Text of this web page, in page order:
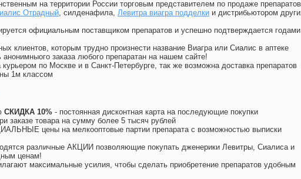
на территории России торговым представителем по продаже препаратов
Отрадный, силденафила, Левитра виагра подделки и дистрибьютором
официальным поставщиком препаратов и успешно подтверждается годами
клиентов, которым трудно произнести название Виагра или Сиалис в аптеке
заказа любого препаратан на нашем сайте!
по Москве и в Санкт-Петербурге, так же возможна доставка препаратов
1м классом
СКИДКА 10% - постоянная дисконтная карта на последующие покупки
заказе товара на сумму более 5 тысяч рублей
цены на мелкооптовые партии препарата с возможностью выписки
различные АКЦИИ позволяющие покупать дженерики Левитры, Сиалиса и
ценам!
максимальные усилия, чтобы сделать приобретение препаратов удобным